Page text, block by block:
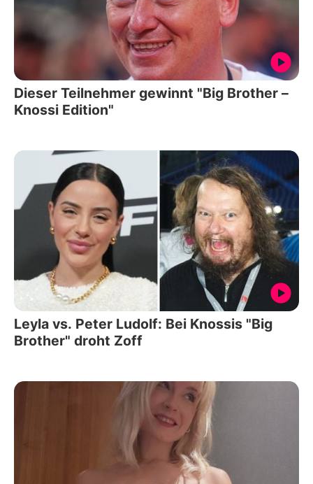
Dieser Teilnehmer gewinnt "Big Brother –
Knossi Edition"
Leyla vs. Peter Ludolf: Bei Knossis "Big
Brother" droht Zoff